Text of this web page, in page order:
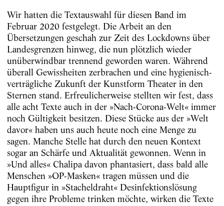
Wir hatten die Textauswahl für diesen Band im
Februar 2020 festgelegt. Die Arbeit an den
Übersetzungen geschah zur Zeit des Lockdowns über
Landesgrenzen hinweg, die nun plötzlich wieder
unüberwindbar trennend geworden waren. Während
überall Gewissheiten zerbrachen und eine hygienisch-
verträgliche Zukunft der Kunstform Theater in den
Sternen stand. Erfreulicherweise stellten wir fest, dass
alle acht Texte auch in der »Nach-Corona-Welt« immer
noch Gültigkeit besitzen. Diese Stücke aus der »Welt
davor« haben uns auch heute noch eine Menge zu
sagen. Manche Stelle hat durch den neuen Kontext
sogar an Schärfe und Aktualität gewonnen. Wenn in
»Und alles« Chalipa davon phantasiert, dass bald alle
Menschen »OP-Masken« tragen müssen und die
Hauptfigur in »Stacheldraht« Desinfektionslösung
gegen ihre Probleme trinken möchte, wirken die Texte